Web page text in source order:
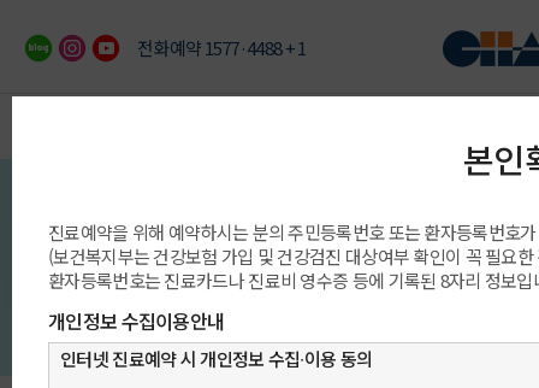
전화예약 1577·4488 + 1
의료진/진료일정
진료예약 안내 빠른 예약상담